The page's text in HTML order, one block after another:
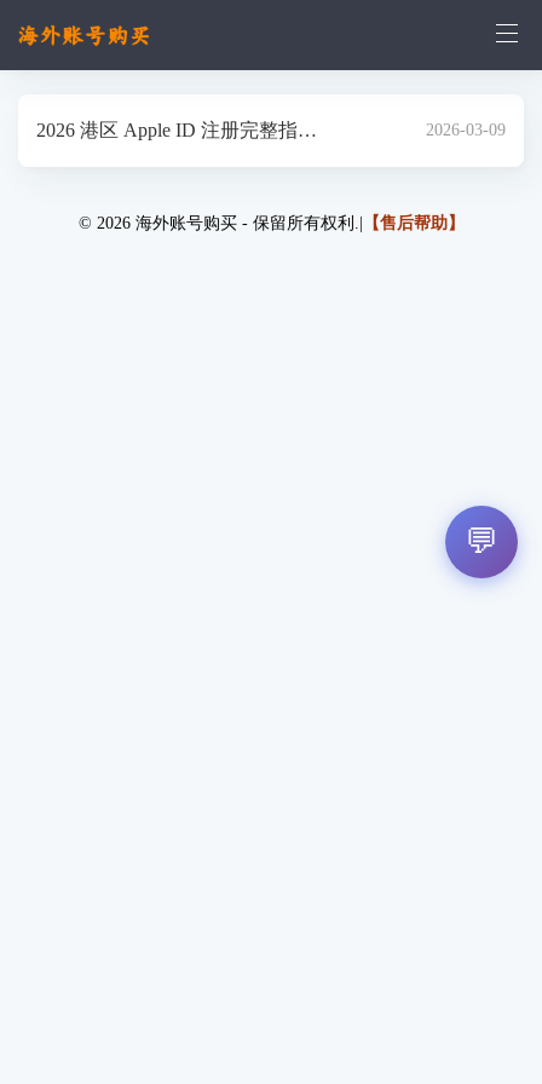
2026 港区 Apple ID 注册完整指
下载港股券商
2026-03-09
© 2026 海外账号购买 - 保留所有权利.| 【售后帮助】
💬